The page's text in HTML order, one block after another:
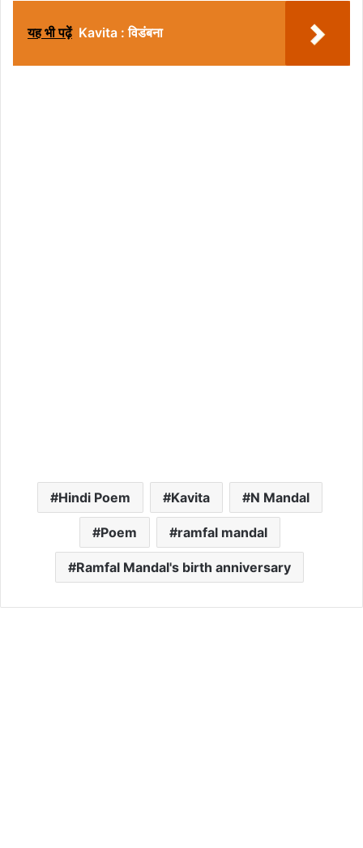
यह भी पढ़ें Kavita : विडंबना
Hindi Poem Kavita N Mandal
Poem ramfal mandal
Ramfal Mandal's birth anniversary